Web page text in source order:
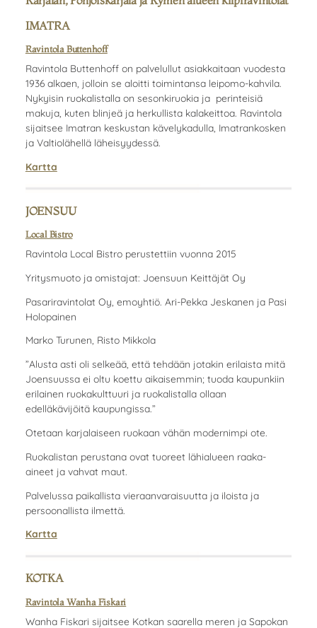
IMATRA
Ravintola Buttenhoff
Ravintola Buttenhoff on palvelullut asiakkaitaan vuodesta
1936 alkaen, jolloin se aloitti toimintansa leipomo-kahvila.
Nykyisin ruokalistalla on sesonkiruokia ja perinteisiä
makuja, kuten blinjeä ja herkullista kalakeittoa. Ravintola
sijaitsee Imatran keskustan kävelykadulla, Imatrankosken
ja Valtiolähellä läheisyydessä.
Kartta
JOENSUU
Local Bistro
Ravintola Local Bistro perustettiin vuonna 2015
Yritysmuoto ja omistajat: Joensuun Keittäjät Oy
Pasariravintolat Oy, emoyhtiö. Ari-Pekka Jeskanen ja Pasi
Holopainen
Marko Turunen, Risto Mikkola
”Alusta asti oli selkeää, että tehdään jotakin erilaista mitä
Joensuussa ei oltu koettu aikaisemmin; tuoda kaupunkiin
erilainen ruokakulttuuri ja ruokalistalla ollaan
edelläkävijöitä kaupungissa.”
Otetaan karjalaiseen ruokaan vähän modernimpi ote.
Ruokalistan perustana ovat tuoreet lähialueen raaka-
aineet ja vahvat maut.
Palvelussa paikallista vieraanvaraisuutta ja iloista ja
persoonallista ilmettä.
Kartta
KOTKA
Ravintola Wanha Fiskari
Wanha Fiskari sijaitsee Kotkan saarella meren ja Sapokan